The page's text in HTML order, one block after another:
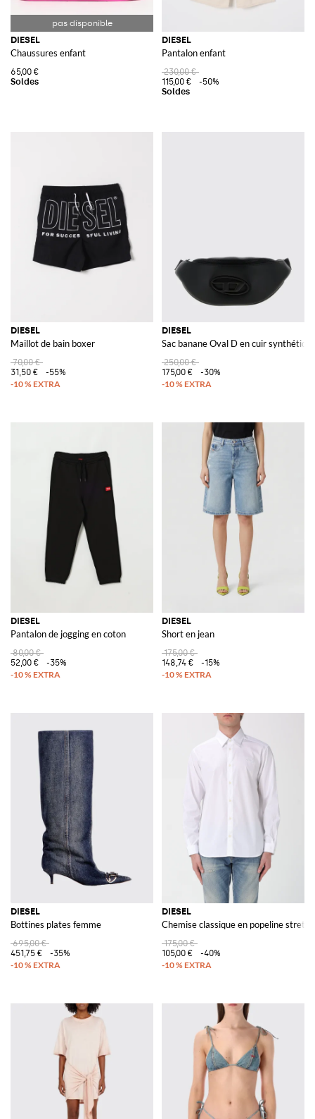
DIESEL
Chaussures enfant
65,00 €
DIESEL
Pantalon enfant
230,00 €
115,00 €
-50%
DIESEL
Maillot de bain boxer
70,00 €
31,50 €
-55%
DIESEL
Sac banane Oval D en cuir
250,00 €
175,00 €
-30%
DIESEL
Pantalon de jogging en coton
80,00 €
52,00 €
-35%
DIESEL
Short en jean
175,00 €
148,74 €
-15%
DIESEL
Bottines plates femme
695,00 €
451,75 €
-35%
DIESEL
Chemise classique en popeline stretch
175,00 €
105,00 €
-40%